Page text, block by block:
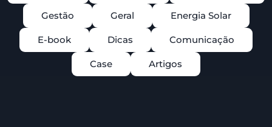
Gestão Geral Energia Solar
E-book Dicas Comunicação
Case Artigos